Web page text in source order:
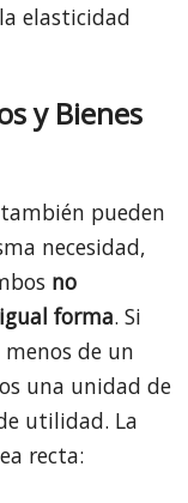
elasticidad
y Bienes
también pueden
necesidad,
no
forma. Si
de un
una unidad de
utilidad. La
recta: